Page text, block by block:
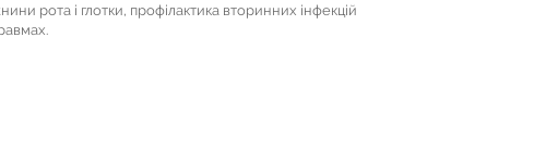
рота і глотки, профілактика вторинних інфекцій